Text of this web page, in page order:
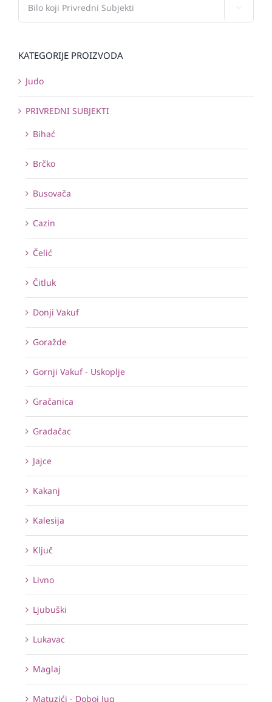
KATEGORIJE PROIZVODA
Judo
PRIVREDNI SUBJEKTI
Bihać
Brčko
Busovača
Cazin
Čelić
Čitluk
Donji Vakuf
Goražde
Gornji Vakuf - Uskoplje
Gračanica
Gradačac
Jajce
Kakanj
Kalesija
Ključ
Livno
Ljubuški
Lukavac
Maglaj
Matuzići - Doboj Jug